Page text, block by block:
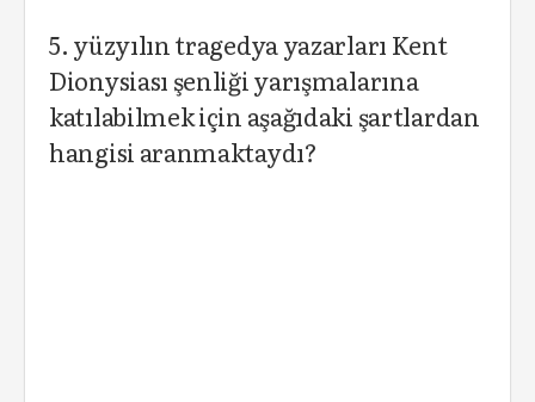
5. yüzyılın tragedya yazarları Kent
Dionysiası şenliği yarışmalarına
katılabilmek için aşağıdaki şartlardan
hangisi aranmaktaydı?